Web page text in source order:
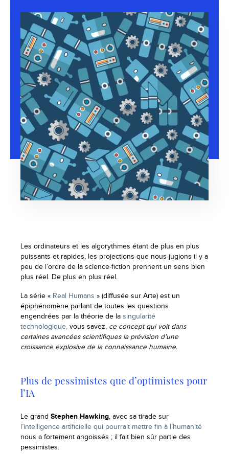
Les ordinateurs et les algorythmes étant de plus en plus
puissants et rapides, les projections que nous jugions il y a
peu de l’ordre de la science-fiction prennent un sens bien
plus réel. De plus en plus réel.
La série « Real Humans » (diffusée sur Arte) est un
épiphénomène parlant de toutes les questions
engendrées par la théorie de la singularité
technologique, vous savez, ce concept qui voit dans
certaines avancées scientifiques la prévision d’une
croissance explosive de la connaissance humaine.
Plus de pessimistes que d’optimistes pour
l’IA
Le grand Stephen Hawking, avec sa tirade sur
l’intelligence artificielle qui pourrait mettre fin à l’humanité
nous a fortement angoissés ; il fait bien sûr partie des
pessimistes.